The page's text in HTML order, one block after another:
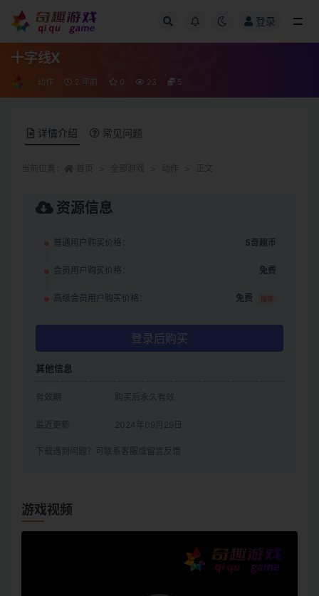
登录
十字线X
动作 2 年前 0 23 5
详情介绍 常见问题
资源信息
普通用户购买价格： 5奇趣币
会员用户购买价格： 免费
高级会员用户购买价格： 免费 推荐
登录后购买
其他信息
有效期 购买后永久有效
最近更新 2024年09月29日
下载遇到问题？可联系客服或留言反馈
游戏视频